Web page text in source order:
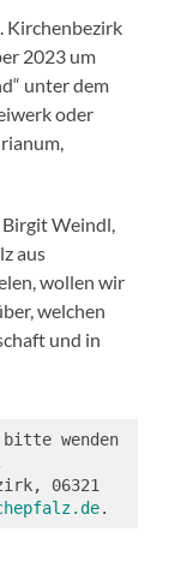
Kirchenbezirk
2023 um
unter dem
oder
Birgit Weindl,
aus
wollen wir
welchen
und in
wenden
06321
.